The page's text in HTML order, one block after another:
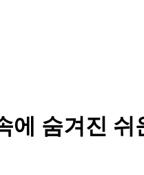
에 숨겨진 쉬